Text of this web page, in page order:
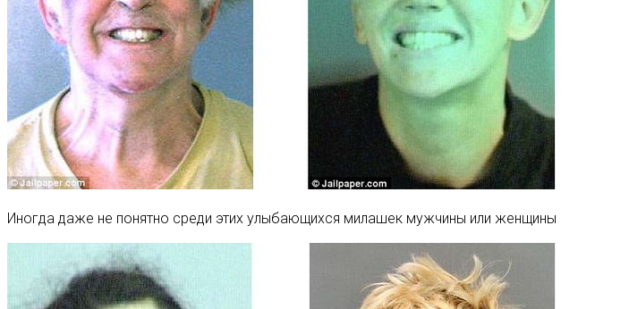
Иногда даже не понятно среди этих улыбающихся милашек мужчины или женщины